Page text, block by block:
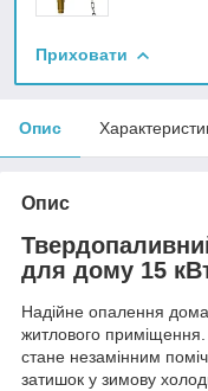
Приховати
Опис
Опис
для дому 15
Надійне опалення
житлового
стане незамінним
затишок у зимову